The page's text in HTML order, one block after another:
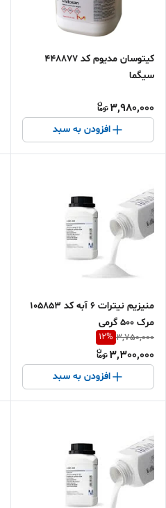
کیتوسان مدیوم کد 448877
سیگما
3,980,000
افزودن به سبد
منیزیم نیترات 6 آبه کد 105853
مرک 500 گرمی
3,750,000
12%
3,300,000
افزودن به سبد